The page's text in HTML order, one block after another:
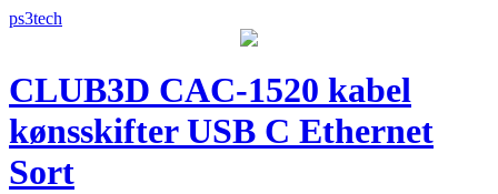
ps3tech
CLUB3D CAC-1520 kabel
kønsskifter USB C Ethernet
Sort